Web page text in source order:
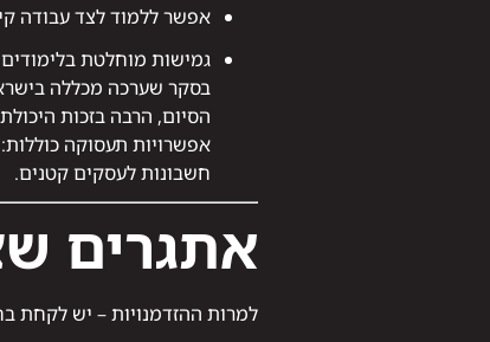
אפשר ללמוד לצד עבודה
גמישות מוחלטת
הסיום, הרבה בזכות
אפשרויות תעסוקה
חשבונות לעסקים קטנים.
אתגרים
למרות ההזדמנויות – יש לקחת